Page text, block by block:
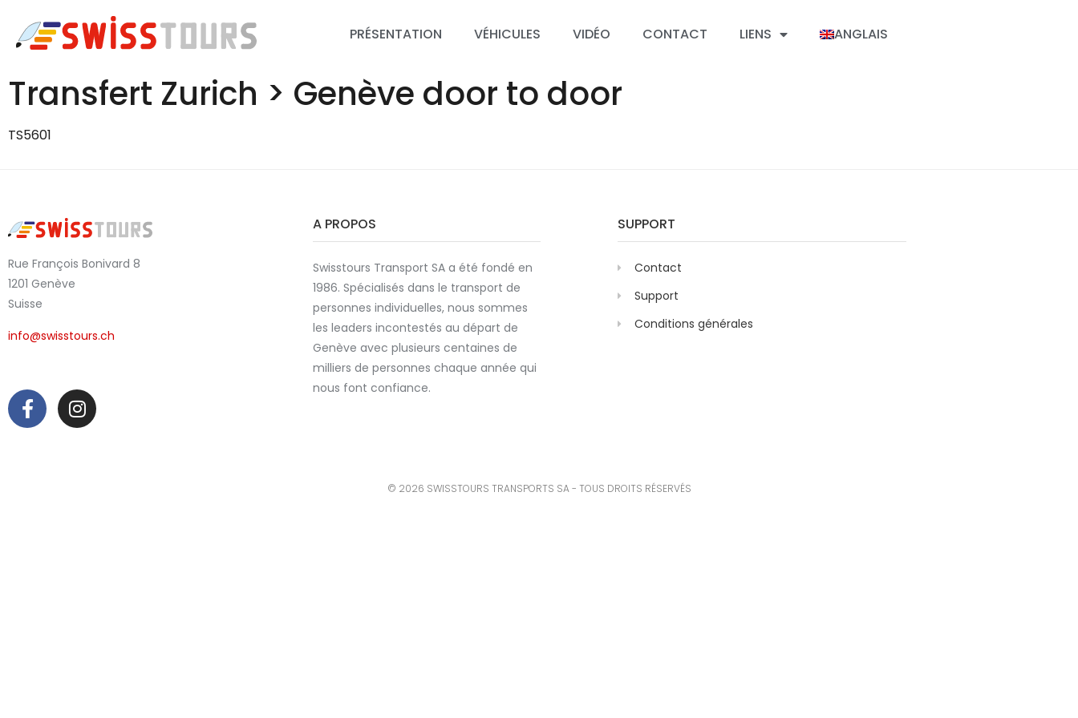
PRÉSENTATION VÉHICULES VIDÉO CONTACT LIENS ANGLAIS
Transfert Zurich > Genève door to door
TS5601
Rue François Bonivard 8
1201 Genève
Suisse
info@swisstours.ch
A PROPOS
Swisstours Transport SA a été fondé en
1986. Spécialisés dans le transport de
personnes individuelles, nous sommes
les leaders incontestés au départ de
Genève avec plusieurs centaines de
milliers de personnes chaque année qui
nous font confiance.
SUPPORT
Contact
Support
Conditions générales
© 2026 SWISSTOURS TRANSPORTS SA - TOUS DROITS RÉSERVÉS